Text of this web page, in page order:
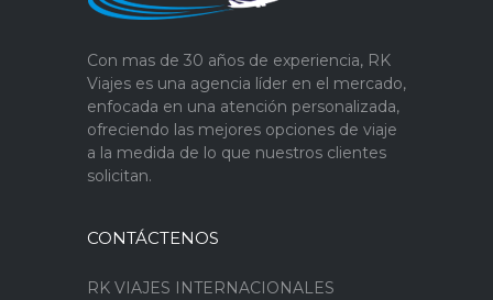
Con mas de 30 años de experiencia, RK
Viajes es una agencia líder en el mercado,
enfocada en una atención personalizada,
ofreciendo las mejores opciones de viaje
a la medida de lo que nuestros clientes
solicitan.
CONTÁCTENOS
RK VIAJES INTERNACIONALES